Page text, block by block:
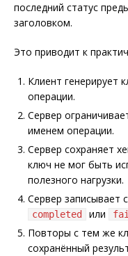
последний статус
заголовком.
Это приводит к
Клиент генерирует
операции.
Сервер
именем операции.
Сервер сохраняет
ключ не мог быть
полезного нагрузки.
Сервер записывает
completed или
Повторы с тем же
сохранённый